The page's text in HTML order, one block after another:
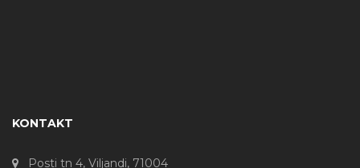
KONTAKT
Posti tn 4, Viljandi, 71004